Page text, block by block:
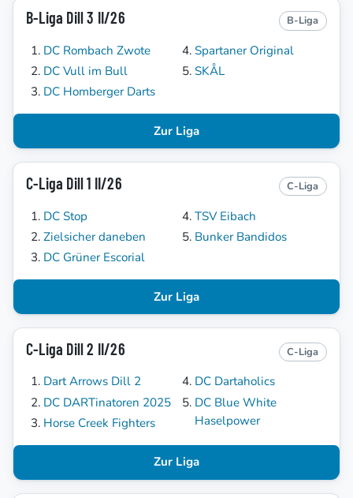
B-Liga Dill 3 II/26 B-Liga
DC Rombach Zwote
DC Vull im Bull
DC Homberger Darts
Spartaner Original
SKÅL
Zur Liga
C-Liga Dill 1 II/26 C-Liga
DC Stop
Zielsicher daneben
DC Grüner Escorial
TSV Eibach
Bunker Bandidos
Zur Liga
C-Liga Dill 2 II/26 C-Liga
Dart Arrows Dill 2
DC DARTinatoren 2025
Horse Creek Fighters
DC Dartaholics
DC Blue White
Haselpower
Zur Liga